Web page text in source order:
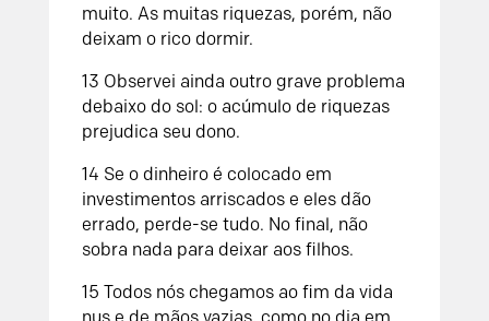
muito. As muitas riquezas, porém, não
deixam o rico dormir.
13 Observei ainda outro grave problema
debaixo do sol: o acúmulo de riquezas
prejudica seu dono.
14 Se o dinheiro é colocado em
investimentos arriscados e eles dão
errado, perde-se tudo. No final, não
sobra nada para deixar aos filhos.
15 Todos nós chegamos ao fim da vida